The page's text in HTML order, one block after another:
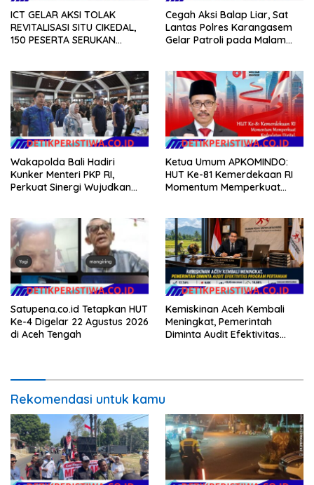
ICT GELAR AKSI TOLAK
REVITALISASI SITU CIKEDAL,
150 PESERTA SERUKAN
Cegah Aksi Balap Liar, Sat
Lantas Polres Karangasem
Gelar Patroli pada Malam
Wakapolda Bali Hadiri
Kunker Menteri PKP RI,
Perkuat Sinergi Wujudkan
Ketua Umum APKOMINDO:
HUT Ke-81 Kemerdekaan RI
Momentum Memperkuat
Hukum Menuju Indonesia
Emas 2045
Satupena.co.id Tetapkan HUT
Ke-4 Digelar 22 Agustus 2026
di Aceh Tengah
Kemiskinan Aceh Kembali
Meningkat, Pemerintah
Diminta Audit Efektivitas
Rekomendasi untuk kamu